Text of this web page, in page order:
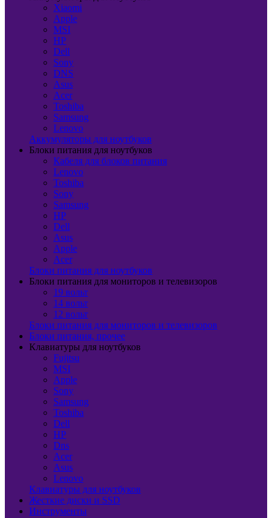
Xiaomi
Apple
MSI
HP
Dell
Sony
DNS
Asus
Acer
Toshiba
Samsung
Lenovo
Аккумуляторы для ноутбуков
Блоки питания для ноутбуков
Кабеля для блоков питания
Lenovo
Toshiba
Sony
Samsung
HP
Dell
Asus
Apple
Acer
Блоки питания для ноутбуков
Блоки питания для мониторов и телевизоров
19 вольт
14 вольт
12 вольт
Блоки питания для мониторов и телевизоров
Блоки питания, прочее
Клавиатуры для ноутбуков
Fujitsu
MSI
Apple
Sony
Samsung
Toshiba
Dell
HP
Dns
Acer
Asus
Lenovo
Клавиатуры для ноутбуков
Жесткие диски и SSD
Инструменты